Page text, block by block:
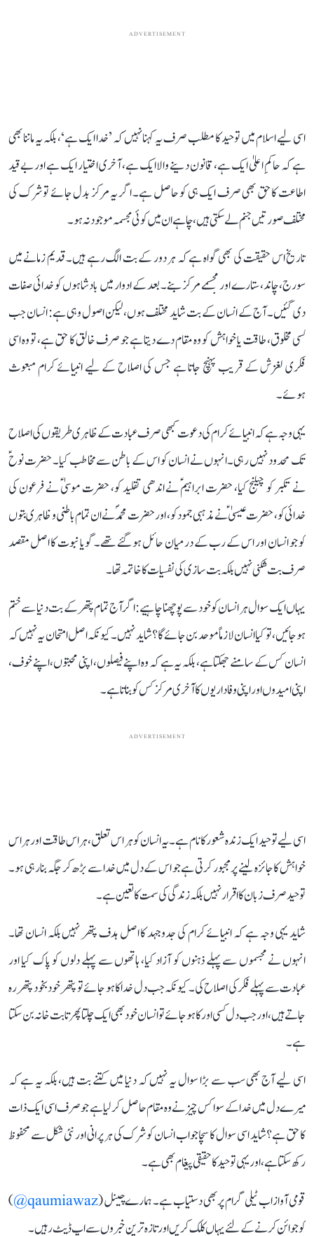
ADVERTISEMENT
اسی لیے اسلام میں توحید کا مطلب صرف یہ کہنا نہیں کہ ’خدا ایک ہے‘، بلکہ یہ ماننا بھی
ہے کہ حاکمِ اعلیٰ ایک ہے، قانون دینے والا ایک ہے، آخری اختیار ایک ہے اور بے قید
اطاعت کا حق بھی صرف ایک ہی کو حاصل ہے۔ اگر یہ مرکز بدل جائے تو شرک کی
مختلف صورتیں جنم لے سکتی ہیں، چاہے ان میں کوئی مجسمہ موجود نہ ہو۔
تاریخ اس حقیقت کی بھی گواہ ہے کہ ہر دور کے بت الگ رہے ہیں۔ قدیم زمانے میں
سورج، چاند، ستارے اور مجسمے مرکز بنے۔ بعد کے ادوار میں بادشاہوں کو خدائی صفات
دی گئیں۔ آج کے انسان کے بت شاید مختلف ہوں، لیکن اصول وہی ہے: انسان جب
کسی مخلوق، طاقت یا خواہش کو وہ مقام دے دیتا ہے جو صرف خالق کا حق ہے، تو وہ اسی
فکری لغزش کے قریب پہنچ جاتا ہے جس کی اصلاح کے لیے انبیائے کرام مبعوث
ہوئے۔
یہی وجہ ہے کہ انبیائے کرام کی دعوت کبھی صرف عبادت کے ظاہری طریقوں کی اصلاح
تک محدود نہیں رہی۔ انہوں نے انسان کو اس کے باطن سے مخاطب کیا۔ حضرت نوحؑ
نے تکبر کو چیلنج کیا، حضرت ابراہیمؑ نے اندھی تقلید کو، حضرت موسیٰؑ نے فرعون کی
خدائی کو، حضرت عیسیٰؑ نے مذہبی جمود کو، اور حضرت محمدؐ نے ان تمام باطنی و ظاہری بتوں
کو جو انسان اور اس کے رب کے درمیان حائل ہو گئے تھے۔ گویا نبوت کا اصل مقصد
صرف بت شکنی نہیں بلکہ بت سازی کی نفسیات کا خاتمہ تھا۔
یہاں ایک سوال ہر انسان کو خود سے پوچھنا چاہیے: اگر آج تمام پتھر کے بت دنیا سے ختم
ہو جائیں، تو کیا انسان لازماً موحد بن جائے گا؟ شاید نہیں۔ کیونکہ اصل امتحان یہ نہیں کہ
انسان کس کے سامنے جھکتا ہے، بلکہ یہ ہے کہ وہ اپنے فیصلوں، اپنی محبتوں، اپنے خوف،
اپنی امیدوں اور اپنی وفاداریوں کا آخری مرکز کس کو بناتا ہے۔
ADVERTISEMENT
اسی لیے توحید ایک زندہ شعور کا نام ہے۔ یہ انسان کو ہر اس تعلق، ہر اس طاقت اور ہر اس
خواہش کا جائزہ لینے پر مجبور کرتی ہے جو اس کے دل میں خدا سے بڑھ کر جگہ بنا رہی ہو۔
توحید صرف زبان کا اقرار نہیں بلکہ زندگی کی سمت کا تعین ہے۔
شاید یہی وجہ ہے کہ انبیائے کرام کی جدوجہد کا اصل ہدف پتھر نہیں بلکہ انسان تھا۔
انہوں نے مجسموں سے پہلے ذہنوں کو آزاد کیا، ہاتھوں سے پہلے دلوں کو پاک کیا اور
عبادت سے پہلے فکر کی اصلاح کی۔ کیونکہ جب دل خدا کا ہو جائے تو پتھر خود بخود پتھر رہ
جاتے ہیں، اور جب دل کسی اور کا ہو جائے تو انسان خود بھی ایک چلتا پھرتا بت خانہ بن سکتا
ہے۔
اسی لیے آج بھی سب سے بڑا سوال یہ نہیں کہ دنیا میں کتنے بت ہیں، بلکہ یہ ہے کہ
میرے دل میں خدا کے سوا کس چیز نے وہ مقام حاصل کر لیا ہے جو صرف اسی ایک ذات
کا حق ہے؟ شاید اسی سوال کا سچا جواب انسان کو شرک کی ہر پرانی اور نئی شکل سے محفوظ
رکھ سکتا ہے، اور یہی توحید کا حقیقی پیغام بھی ہے۔
قومی آواز اب ٹیلی گرام پر بھی دستیاب ہے۔ ہمارے چینل (qaumiawaz@
)
کو جوائن کرنے کے لئے یہاں کلک کریں اور تازہ ترین خبروں سے اپ ڈیٹ رہیں۔